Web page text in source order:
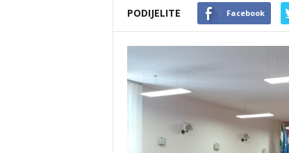
PODIJELITE Facebook